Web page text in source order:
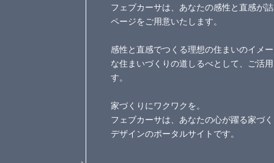
フェブカーサは、あなたの感性と直感が
ページをご用意いたします。
感性と直感でつくる理想の住まいのイメ
な住まいづくりの道しるべとして、ご活
す。
家づくりにワクワクを。
フェブカーサは、あなたの心が躍る家づ
デザインのポータルサイトです。